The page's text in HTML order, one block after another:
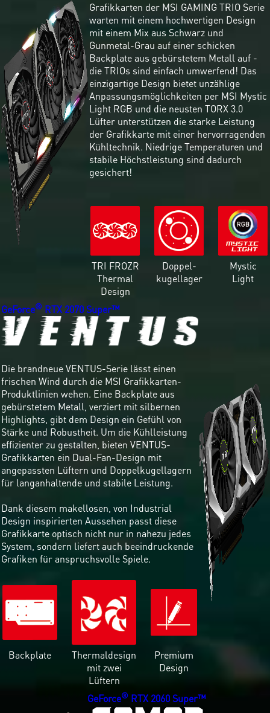
Grafikkarten der MSI GAMING TRIO Serie
warten mit einem hochwertigen Design
mit einem Mix aus Schwarz und
Gunmetal-Grau auf einer schicken
Backplate aus gebürstetem Metall auf -
die TRIOs sind einfach umwerfend! Das
einzigartige Design bietet unzählige
Anpassungsmöglichkeiten per MSI Mystic
Light RGB und die neusten TORX 3.0
Lüfter unterstützen die starke Leistung
der Grafikkarte mit einer hervorragenden
Kühltechnik. Niedrige Temperaturen und
stabile Höchstleistung sind dadurch
gesichert!
TRI FROZR
Thermal
Design
Doppel-
kugellager
Mystic
Light
GeForce® RTX 2070 Super™
Die brandneue VENTUS-Serie lässt einen
frischen Wind durch die MSI Grafikkarten-
Produktlinien wehen. Eine Backplate aus
gebürstetem Metall, verziert mit silbernen
Highlights, gibt dem Design ein Gefühl von
Stärke und Robustheit. Um die Kühlleistung
effizienter zu gestalten, bieten VENTUS-
Grafikkarten ein Dual-Fan-Design mit
angepassten Lüftern und Doppelkugellagern
für langanhaltende und stabile Leistung.
Dank diesem makellosen, von Industrial
Design inspirierten Aussehen passt diese
Grafikkarte optisch nicht nur in nahezu jedes
System, sondern liefert auch beeindruckende
Grafiken für anspruchsvolle Spiele.
Backplate
Thermaldesign
mit zwei
Lüftern
Premium
Design
GeForce® RTX 2060 Super™